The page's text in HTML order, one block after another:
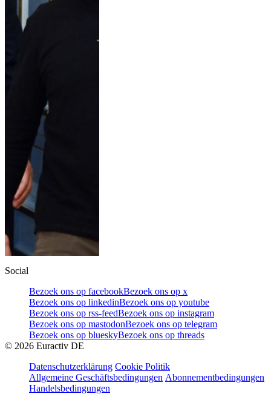
Social
Bezoek ons op facebookBezoek ons op x
Bezoek ons op linkedinBezoek ons op youtube
Bezoek ons op rss-feedBezoek ons op instagram
Bezoek ons op mastodonBezoek ons op telegram
Bezoek ons op blueskyBezoek ons op threads
© 2026 Euractiv DE
Datenschutzerklärung Cookie Politik
Allgemeine Geschäftsbedingungen Abonnementbedingungen
Handelsbedingungen